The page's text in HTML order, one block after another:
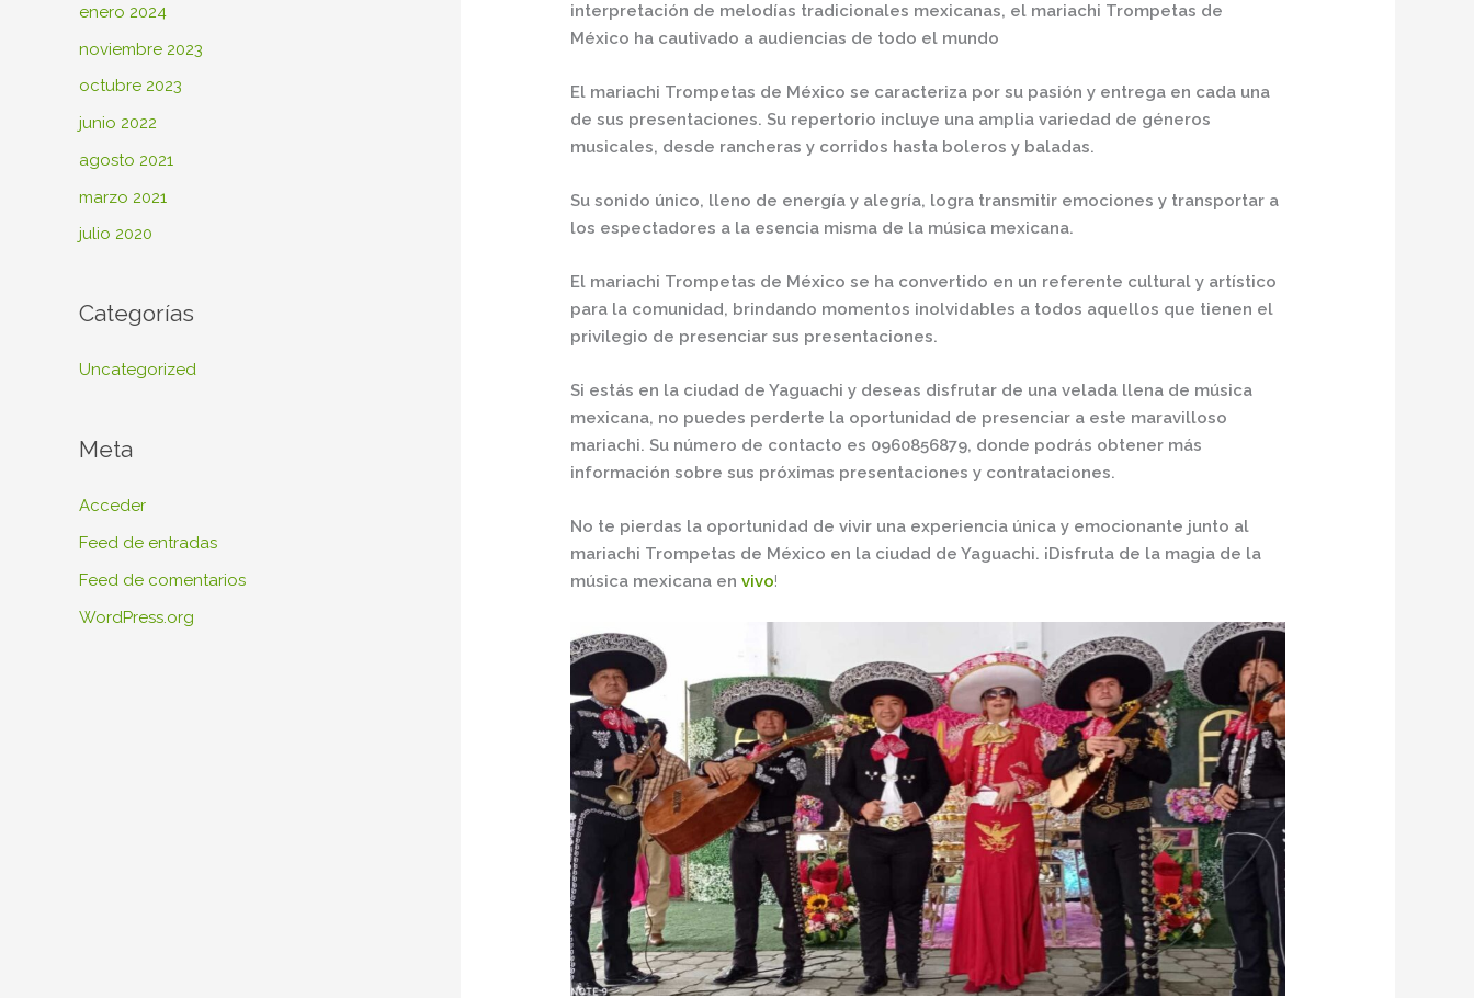
enero 2024
noviembre 2023
octubre 2023
junio 2022
agosto 2021
marzo 2021
julio 2020
Categorías
Uncategorized
Meta
Acceder
Feed de entradas
Feed de comentarios
WordPress.org
interpretación de melodías tradicionales mexicanas, el mariachi Trompetas de
México ha cautivado a audiencias de todo el mundo
El mariachi Trompetas de México se caracteriza por su pasión y entrega en cada una
de sus presentaciones. Su repertorio incluye una amplia variedad de géneros
musicales, desde rancheras y corridos hasta boleros y baladas.
Su sonido único, lleno de energía y alegría, logra transmitir emociones y transportar a
los espectadores a la esencia misma de la música mexicana.
El mariachi Trompetas de México se ha convertido en un referente cultural y artístico
para la comunidad, brindando momentos inolvidables a todos aquellos que tienen el
privilegio de presenciar sus presentaciones.
Si estás en la ciudad de Yaguachi y deseas disfrutar de una velada llena de música
mexicana, no puedes perderte la oportunidad de presenciar a este maravilloso
mariachi. Su número de contacto es 0960856879, donde podrás obtener más
información sobre sus próximas presentaciones y contrataciones.
No te pierdas la oportunidad de vivir una experiencia única y emocionante junto al
mariachi Trompetas de México en la ciudad de Yaguachi. ¡Disfruta de la magia de la
música mexicana en vivo!